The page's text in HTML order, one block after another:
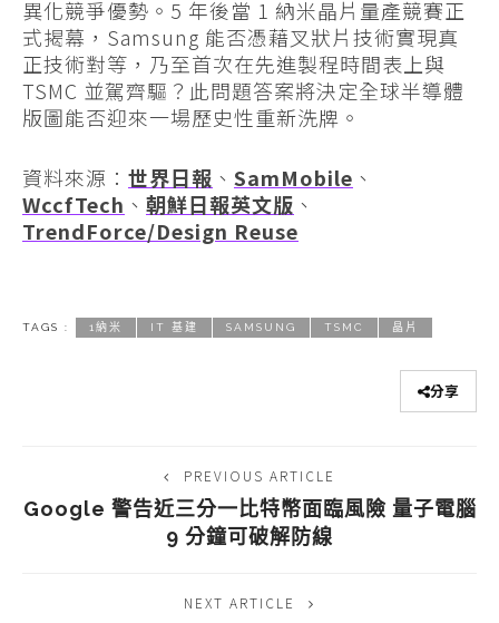
異化競爭優勢。5 年後當 1 納米晶片量產競賽正
式揭幕，Samsung 能否憑藉叉狀片技術實現真
正技術對等，乃至首次在先進製程時間表上與
TSMC 並駕齊驅？此問題答案將決定全球半導體
版圖能否迎來一場歷史性重新洗牌。
資料來源： 世界日報 、 SamMobile 、
WccfTech 、 朝鮮日報英文版 、
TrendForce/Design Reuse
TAGS : 1納米 IT 基建 SAMSUNG TSMC 晶片
分享
PREVIOUS ARTICLE
Google 警告近三分一比特幣面臨風險 量子電腦
9 分鐘可破解防線
NEXT ARTICLE